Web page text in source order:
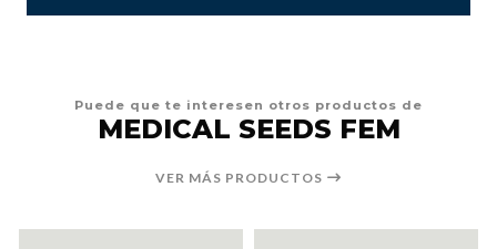
Puede que te interesen otros productos de
MEDICAL SEEDS FEM
VER MÁS PRODUCTOS